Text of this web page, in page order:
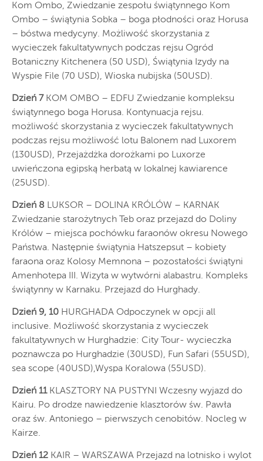
Kom Ombo, Zwiedzanie zespołu świątynnego Kom
Ombo – świątynia Sobka – boga płodności oraz Horusa
– bóstwa medycyny. Możliwość skorzystania z
wycieczek fakultatywnych podczas rejsu Ogród
Botaniczny Kitchenera (50 USD), Świątynia Izydy na
Wyspie File (70 USD), Wioska nubijska (50USD).
Dzień 7 KOM OMBO – EDFU Zwiedzanie kompleksu
świątynnego boga Horusa. Kontynuacja rejsu.
możliwość skorzystania z wycieczek fakultatywnych
podczas rejsu możliwość lotu Balonem nad Luxorem
(130USD), Przejażdżka dorożkami po Luxorze
uwieńczona egipską herbatą w lokalnej kawiarence
(25USD).
Dzień 8 LUKSOR – DOLINA KRÓLÓW – KARNAK
Zwiedzanie starożytnych Teb oraz przejazd do Doliny
Królów – miejsca pochówku faraonów okresu Nowego
Państwa. Następnie świątynia Hatszepsut – kobiety
faraona oraz Kolosy Memnona – pozostałości świątyni
Amenhotepa III. Wizyta w wytwórni alabastru. Kompleks
świątynny w Karnaku. Przejazd do Hurghady.
Dzień 9, 10 HURGHADA Odpoczynek w opcji all
inclusive. Możliwość skorzystania z wycieczek
fakultatywnych w Hurghadzie: City Tour- wycieczka
poznawcza po Hurghadzie (30USD), Fun Safari (55USD),
sea scope (40USD),Wyspa Koralowa (55USD).
Dzień 11KLASZTORY NA PUSTYNI Wczesny wyjazd do
Kairu. Po drodze nawiedzenie klasztorów św. Pawła
oraz św. Antoniego – pierwszych cenobitów. Nocleg w
Kairze.
Dzień 12 KAIR – WARSZAWA Przejazd na lotnisko i wylot